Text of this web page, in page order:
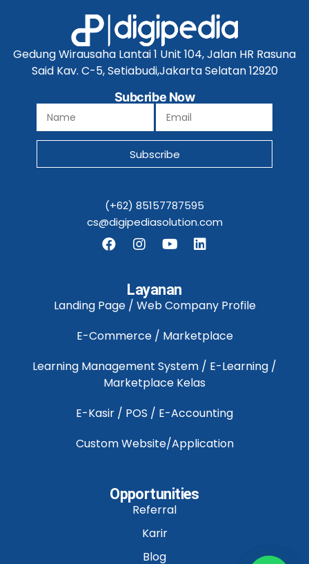
Gedung Wirausaha Lantai 1 Unit 104, Jalan HR Rasuna
Said Kav. C-5, Setiabudi,Jakarta Selatan 12920
Subcribe Now
Subscribe
(+62) 85157787595
cs@digipediasolution.com
Layanan
Landing Page / Web Company Profile
E-Commerce / Marketplace
Learning Management System / E-Learning /
Marketplace Kelas
E-Kasir / POS / E-Accounting
Custom Website/Application
Opportunities
Referral
Karir
Blog